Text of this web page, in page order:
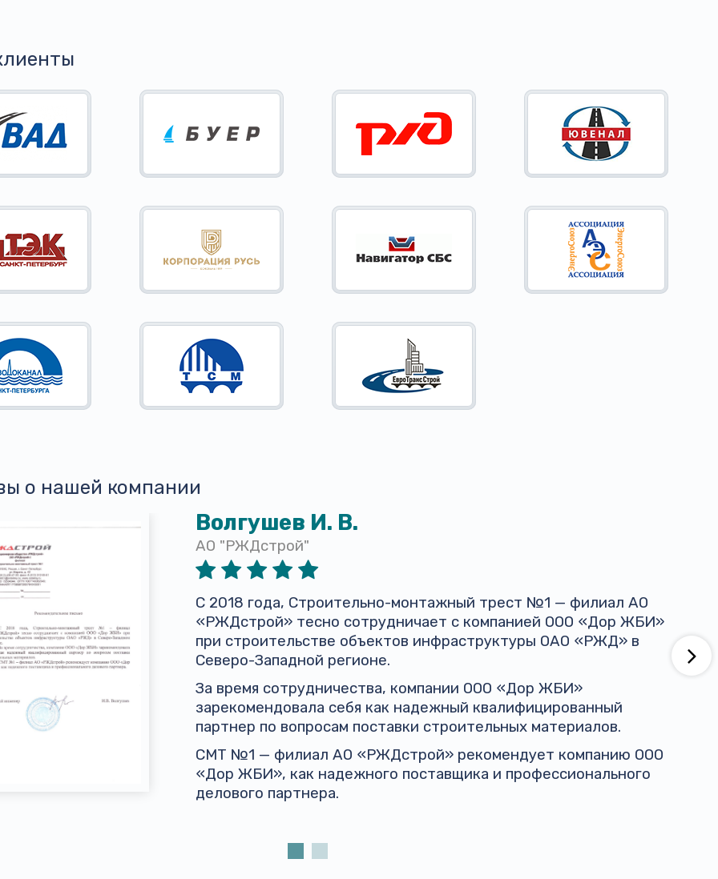
о нашей компании
Волгушев И. В.
АО "РЖДстрой"
С 2018 года, Строительно-монтажный трест №1 — филиал АО
«РЖДстрой» тесно сотрудничает с компанией ООО «Дор ЖБИ»
при строительстве объектов инфраструктуры ОАО «РЖД» в
Северо-Западной регионе.
За время сотрудничества, компании ООО «Дор ЖБИ»
зарекомендовала себя как надежный квалифицированный
партнер по вопросам поставки строительных материалов.
СМТ №1 — филиал АО «РЖДстрой» рекомендует компанию ООО
«Дор ЖБИ», как надежного поставщика и профессионального
делового партнера.